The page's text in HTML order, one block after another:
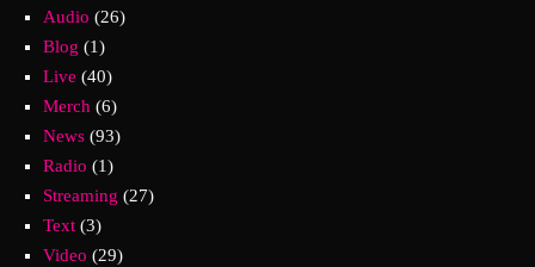
Audio (26)
Blog (1)
Live (40)
Merch (6)
News(93)
Radio (1)
Streaming (27)
Text(3)
Video (29)